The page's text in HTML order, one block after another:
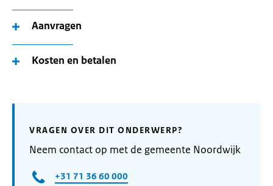
Aanvragen
Kosten en betalen
VRAGEN OVER DIT ONDERWERP?
Neem contact op met de gemeente Noordwijk
+31 71 36 60 000